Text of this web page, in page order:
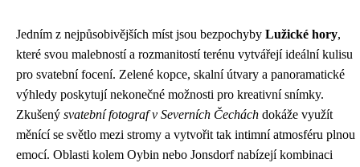
Jedním z nejpůsobivějších míst jsou bezpochyby Lužické hory,
které svou malebností a rozmanitostí terénu vytvářejí ideální kulisu
pro svatební focení. Zelené kopce, skalní útvary a panoramatické
výhledy poskytují nekonečné možnosti pro kreativní snímky.
Zkušený svatební fotograf v Severních Čechách dokáže využít
měnící se světlo mezi stromy a vytvořit tak intimní atmosféru plnou
emocí. Oblasti kolem Oybin nebo Jonsdorf nabízejí kombinaci